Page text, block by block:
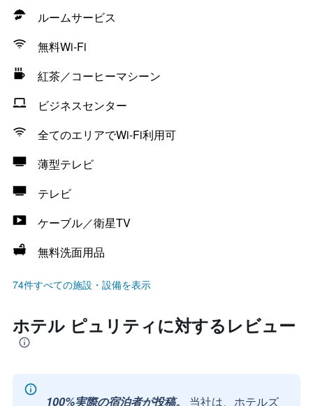
ルームサービス
無料Wi-Fi
紅茶／コーヒーマシーン
ビジネスセンター
全てのエリアでWi-Fi利用可
薄型テレビ
テレビ
ケーブル／衛星TV
無料洗面用品
74件すべての施設・設備を表示
ホテル ピュリティに対するレビュー
100%実際の宿泊者が投稿。
当社は、ホテルズ